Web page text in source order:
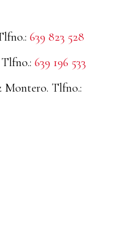
639 823 528
639 196 533
Montero. Tlfno.: